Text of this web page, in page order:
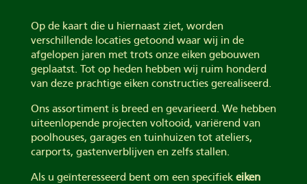
Op de kaart die u hiernaast ziet, worden
verschillende locaties getoond waar wij in de
afgelopen jaren met trots onze eiken gebouwen
geplaatst. Tot op heden hebben wij ruim honderd
van deze prachtige eiken constructies gerealiseerd.
Ons assortiment is breed en gevarieerd. We hebben
uiteenlopende projecten voltooid, variërend van
poolhouses, garages en tuinhuizen tot ateliers,
carports, gastenverblijven en zelfs stallen.
Als u geïnteresseerd bent om een specifiek eiken